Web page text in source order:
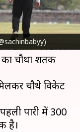
के कप्तान
खिलाफ 113 रन
का चौथा शतक
चौथे विकेट
पारी में 300
है।